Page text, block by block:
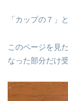
「カップの７」
このページを見
なった部分だけ